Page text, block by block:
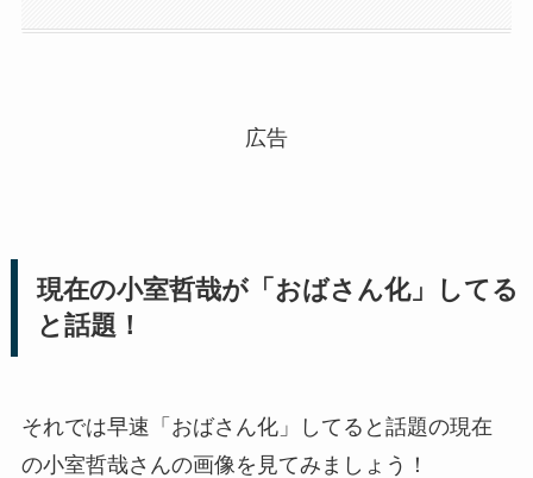
広告
現在の小室哲哉が「おばさん化」してる
と話題！
それでは早速「おばさん化」してると話題の現在
の小室哲哉さんの画像を見てみましょう！